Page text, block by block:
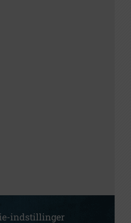
indstillinger